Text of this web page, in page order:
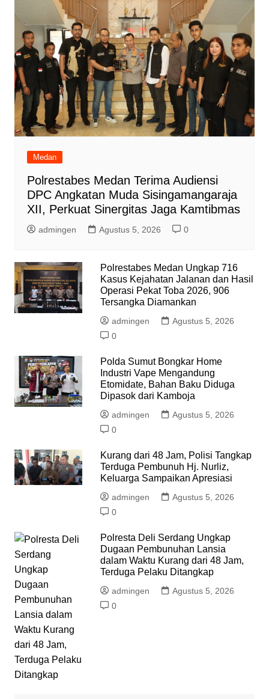
Medan
Polrestabes Medan Terima Audiensi
DPC Angkatan Muda Sisingamangaraja
XII, Perkuat Sinergitas Jaga Kamtibmas
admingen Agustus 5, 2026 0
Polrestabes Medan Ungkap 716
Kasus Kejahatan Jalanan dan Hasil
Operasi Pekat Toba 2026, 906
Tersangka Diamankan
admingen
Agustus 5, 2026
0
Polda Sumut Bongkar Home
Industri Vape Mengandung
Etomidate, Bahan Baku Diduga
Dipasok dari Kamboja
admingen
Agustus 5, 2026
0
Kurang dari 48 Jam, Polisi Tangkap
Terduga Pembunuh Hj. Nurliz,
Keluarga Sampaikan Apresiasi
admingen
Agustus 5, 2026
0
Polresta Deli Serdang Ungkap
Dugaan Pembunuhan Lansia
dalam Waktu Kurang dari 48 Jam,
Terduga Pelaku Ditangkap
admingen
Agustus 5, 2026
0